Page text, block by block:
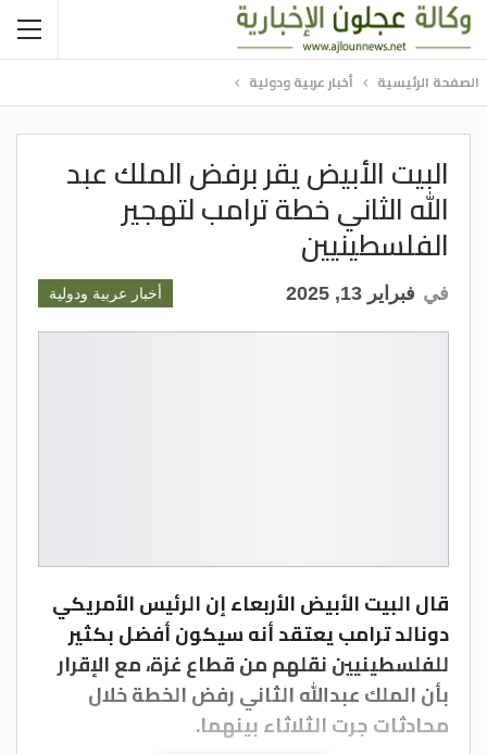
الصفحة الرئيسية أخبار عربية ودولية
البيت الأبيض يقر برفض الملك عبد
الله الثاني خطة ترامب لتهجير
الفلسطينيين
أخبار عربية ودولية في فبراير 13, 2025
قال البيت الأبيض الأربعاء إن الرئيس الأمريكي
دونالد ترامب يعتقد أنه سيكون أفضل بكثير
للفلسطينيين نقلهم من قطاع غزة، مع الإقرار
بأن الملك عبدالله الثاني رفض الخطة خلال
محادثات جرت الثلاثاء بينهما.